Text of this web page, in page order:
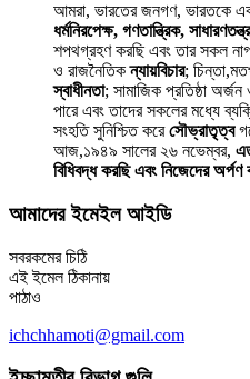
আমরা, ভারতের জনগণ, ভারতকে
ধর্মনিরপেক্ষ, গণতান্ত্রিক,
শপথগ্রহণ করছি এবং তার সকল
ও রাজনৈতিকন্যায়বিচার;
স্বাধীনতা; সামাজিক প্রতিষ্ঠা
পারে এবং তাদের সকলের মধ্যে
সংহতি সুনিশ্চিত করেসৌভ্রাতৃত্ব
আজ,১৯৪৯ সালের ২৬ নভেম্বর,
বিধিবদ্ধ করছি এবং নিজেদের অর্পণ
আমাদের ইমেইল আইডি
সবরকমের চিঠি
এই ইমেল ঠিকানায়
পাঠাও
ichchhamoti@gmail.com